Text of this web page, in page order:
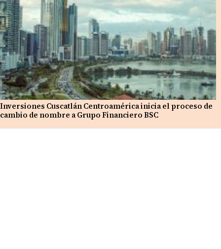
Inversiones Cuscatlán Centroamérica inicia el proceso de
cambio de nombre a Grupo Financiero BSC